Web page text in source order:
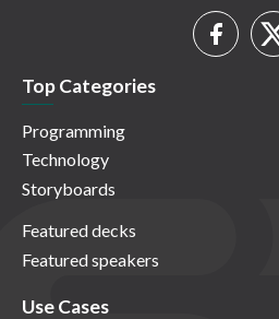
Top Categories
Programming
Technology
Storyboards
Featured decks
Featured speakers
Use Cases